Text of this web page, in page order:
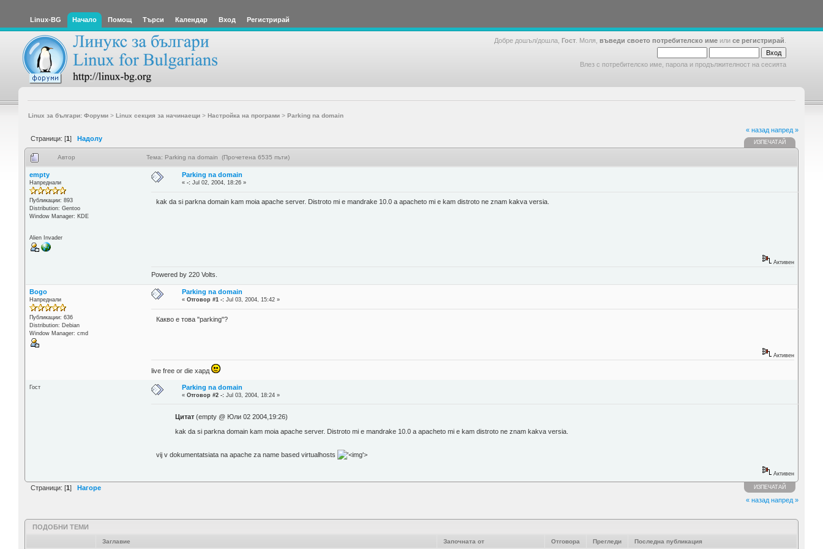
Linux-BG Начало Помощ Търси Календар Вход Регистрирай
Добре дошъл/дошла, Гост . Моля, въведи своето потребителско име или се регистрирай
Влез с потребителско име, парола и продължителност на сесията
Linux за българи: Форуми> Linux секция за начинаещи> Настройка на програми> Parking na domain
Страници: [1] Надолу
« назад напред »
ИЗПЕЧАТАЙ
Автор Тема: Parking na domain (Прочетена 6535 пъти)
empty
Напреднали
Публикации: 893
Distribution: Gentoo
Window Manager: KDE
Alien Invader
Parking na domain
«-: Jul 02, 2004, 18:26 »
kak da si parkna domain kam moia apache server. Distroto mi e mandrake 10.0 a apacheto mi e kam distroto ne znam kakva versia.
Активен
Powered by 220 Volts.
Bogo
Напреднали
Публикации: 636
Distribution: Debian
Window Manager: cmd
Parking na domain
«Отговор #1 -: Jul 03, 2004, 15:42 »
Какво е това "parking"?
Активен
live free or die хард
Гост Parking na domain
«Отговор #2 -: Jul 03, 2004, 18:24 »
Цитат(empty @ Юли 02 2004,19:26)
kak da si parkna domain kam moia apache server. Distroto mi e mandrake 10.0 a apacheto mi e kam distroto ne znam kakva versia.
vij v dokumentatsiata na apache za name based virtualhosts '>
Активен
Страници: [1 ] Нагоре ИЗПЕЧАТАЙ
« назад напред »
ПОДОБНИ ТЕМИ
Заглавие Започната от Отговора Прегледи Последна публикация